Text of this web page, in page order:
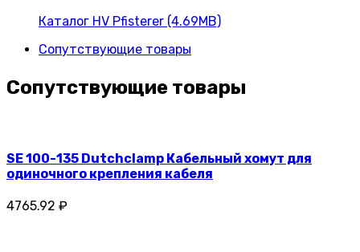
Каталог HV Pfisterer (4.69MB)
Сопутствующие товары
Сопутствующие товары
SE 100-135 Dutchclamp Кабельный хомут для
одиночного крепления кабеля
4765.92 ₽